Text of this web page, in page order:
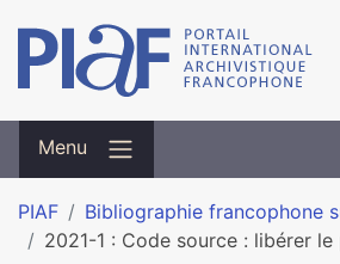
Menu
PIAF
Bibliographie francophone
2021-1 : Code source : libérer le